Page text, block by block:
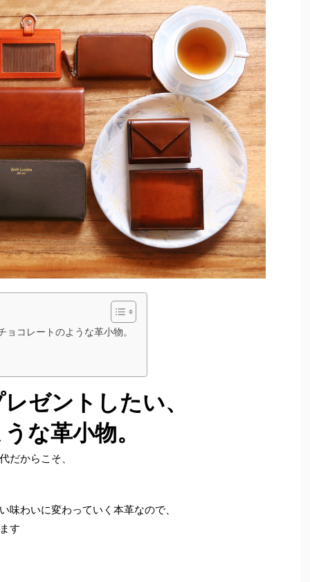
コレートのような革小物。
ゼントしたい、
な革小物。
だからこそ、
味わいに変わっていく本革なので、
す